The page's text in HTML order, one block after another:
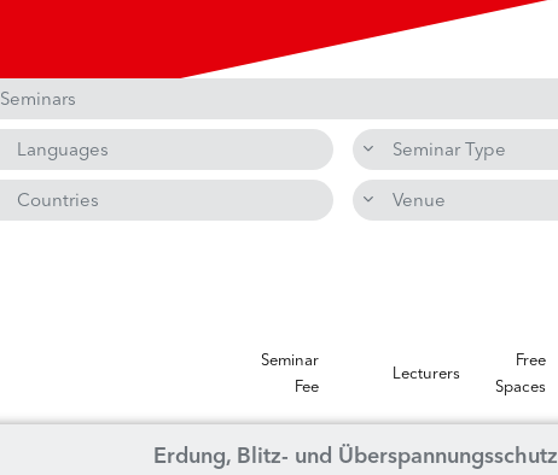
Seminars
Seminar Type
Languages
Venue
Countries
Free
Spaces
Lecturers
Seminar
Fee
Erdung, Blitz- und